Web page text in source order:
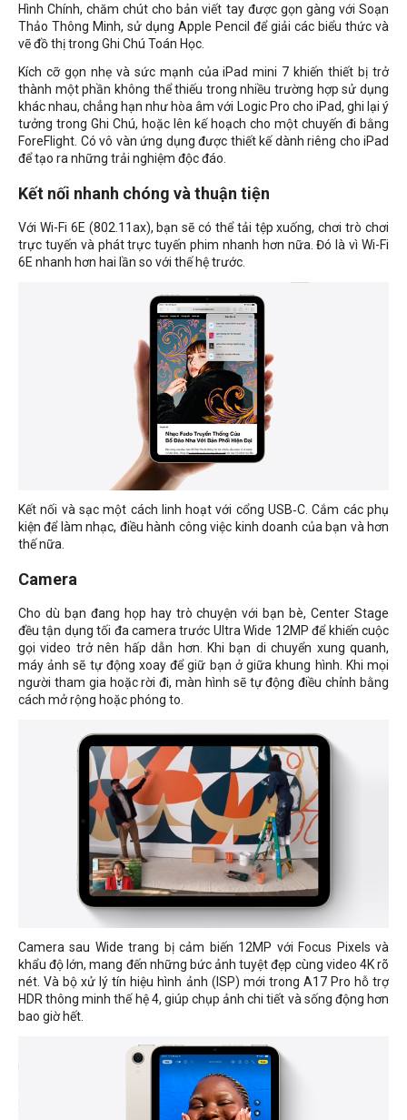
Hình Chính, chăm chút cho bản viết tay được gọn gàng với Soạn
Thảo Thông Minh, sử dụng Apple Pencil để giải các biểu thức và
vẽ đồ thị trong Ghi Chú Toán Học.
Kích cỡ gọn nhẹ và sức mạnh của iPad mini 7 khiến thiết bị trở
thành một phần không thể thiếu trong nhiều trường hợp sử dụng
khác nhau, chẳng hạn như hòa âm với Logic Pro cho iPad, ghi lại ý
tưởng trong Ghi Chú, hoặc lên kế hoạch cho một chuyến đi bằng
ForeFlight. Có vô vàn ứng dụng được thiết kế dành riêng cho iPad
để tạo ra những trải nghiệm độc đáo.
Kết nối nhanh chóng và thuận tiện
Với Wi-Fi 6E (802.11ax), bạn sẽ có thể tải tệp xuống, chơi trò chơi
trực tuyến và phát trực tuyến phim nhanh hơn nữa. Đó là vì Wi-Fi
6E nhanh hơn hai lần so với thế hệ trước.
Kết nối và sạc một cách linh hoạt với cổng USB‑C. Cắm các phụ
kiện để làm nhạc, điều hành công việc kinh doanh của bạn và hơn
thế nữa.
Camera
Cho dù bạn đang họp hay trò chuyện với bạn bè, Center Stage
đều tận dụng tối đa camera trước Ultra Wide 12MP để khiến cuộc
gọi video trở nên hấp dẫn hơn. Khi bạn di chuyển xung quanh,
máy ảnh sẽ tự động xoay để giữ bạn ở giữa khung hình. Khi mọi
người tham gia hoặc rời đi, màn hình sẽ tự động điều chỉnh bằng
cách mở rộng hoặc phóng to.
Camera sau Wide trang bị cảm biến 12MP với Focus Pixels và
khẩu độ lớn, mang đến những bức ảnh tuyệt đẹp cùng video 4K rõ
nét. Và bộ xử lý tín hiệu hình ảnh (ISP) mới trong A17 Pro hỗ trợ
HDR thông minh thế hệ 4, giúp chụp ảnh chi tiết và sống động hơn
bao giờ hết.